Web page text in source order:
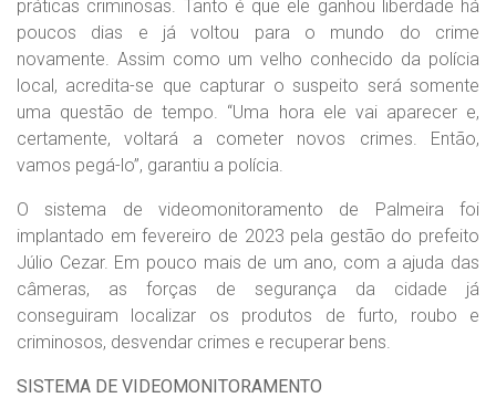
práticas criminosas. Tanto é que ele ganhou liberdade há
poucos dias e já voltou para o mundo do crime
novamente. Assim como um velho conhecido da polícia
local, acredita-se que capturar o suspeito será somente
uma questão de tempo. “Uma hora ele vai aparecer e,
certamente, voltará a cometer novos crimes. Então,
vamos pegá-lo”, garantiu a polícia.
O sistema de videomonitoramento de Palmeira foi
implantado em fevereiro de 2023 pela gestão do prefeito
Júlio Cezar. Em pouco mais de um ano, com a ajuda das
câmeras, as forças de segurança da cidade já
conseguiram localizar os produtos de furto, roubo e
criminosos, desvendar crimes e recuperar bens.
SISTEMA DE VIDEOMONITORAMENTO